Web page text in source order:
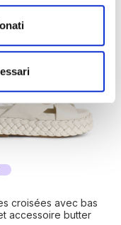
accessoire butter